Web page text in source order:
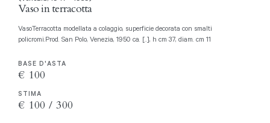
Vaso in terracotta
VasoTerracotta modellata a colaggio, superficie decorata con smalti
policromi.Prod. San Polo, Venezia, 1950 ca. [..], h cm 37, diam. cm 11
BASE D'ASTA
€ 100
STIMA
€ 100 / 300